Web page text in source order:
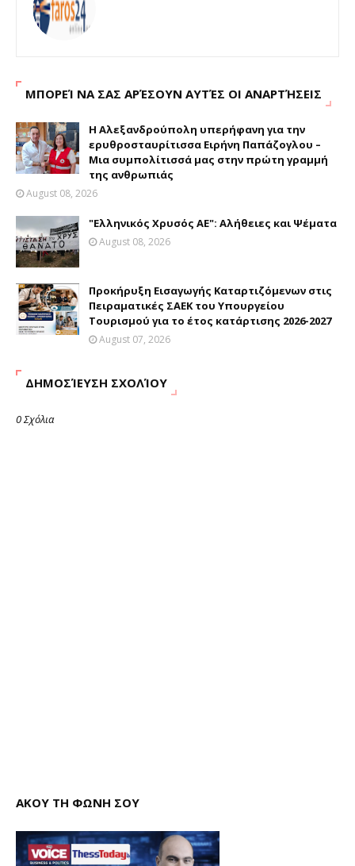
ΜΠΟΡΕΊ ΝΑ ΣΑΣ ΑΡΈΣΟΥΝ ΑΥΤΈΣ ΟΙ ΑΝΑΡΤΉΣΕΙΣ
Η Αλεξανδρούπολη υπερήφανη για την
ερυθροσταυρίτισσα Ειρήνη Παπάζογλου –
Μια συμπολίτισσά μας στην πρώτη γραμμή
της ανθρωπιάς
August 08, 2026
"Ελληνικός Χρυσός ΑΕ": Αλήθειες και Ψέματα
August 08, 2026
Προκήρυξη Εισαγωγής Καταρτιζόμενων στις
Πειραματικές ΣΑΕΚ του Υπουργείου
Τουρισμού για το έτος κατάρτισης 2026-2027
August 07, 2026
ΔΗΜΟΣΊΕΥΣΗ ΣΧΟΛΊΟΥ
0 Σχόλια
ΑΚΟΥ ΤΗ ΦΩΝΗ ΣΟΥ